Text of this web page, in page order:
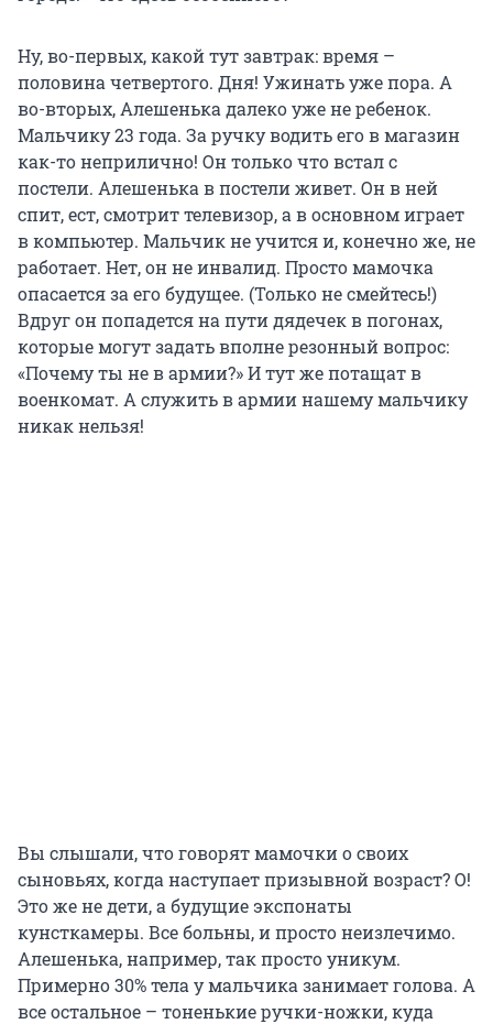
Ну, во-первых, какой тут завтрак: время –
половина четвертого. Дня! Ужинать уже пора. А
во-вторых, Алешенька далеко уже не ребенок.
Мальчику 23 года. За ручку водить его в магазин
как-то неприлично! Он только что встал с
постели. Алешенька в постели живет. Он в ней
спит, ест, смотрит телевизор, а в основном играет
в компьютер. Мальчик не учится и, конечно же, не
работает. Нет, он не инвалид. Просто мамочка
опасается за его будущее. (Только не смейтесь!)
Вдруг он попадется на пути дядечек в погонах,
которые могут задать вполне резонный вопрос:
«Почему ты не в армии?» И тут же потащат в
военкомат. А служить в армии нашему мальчику
никак нельзя!
Вы слышали, что говорят мамочки о своих
сыновьях, когда наступает призывной возраст? О!
Это же не дети, а будущие экспонаты
кунсткамеры. Все больны, и просто неизлечимо.
Алешенька, например, так просто уникум.
Примерно 30% тела у мальчика занимает голова. А
все остальное – тоненькие ручки-ножки, куда